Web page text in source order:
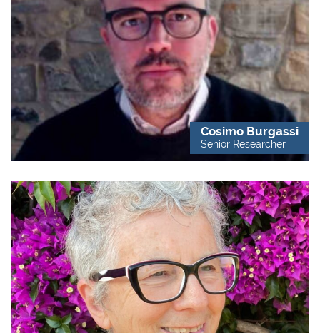
Cosimo Burgassi
Senior Researcher